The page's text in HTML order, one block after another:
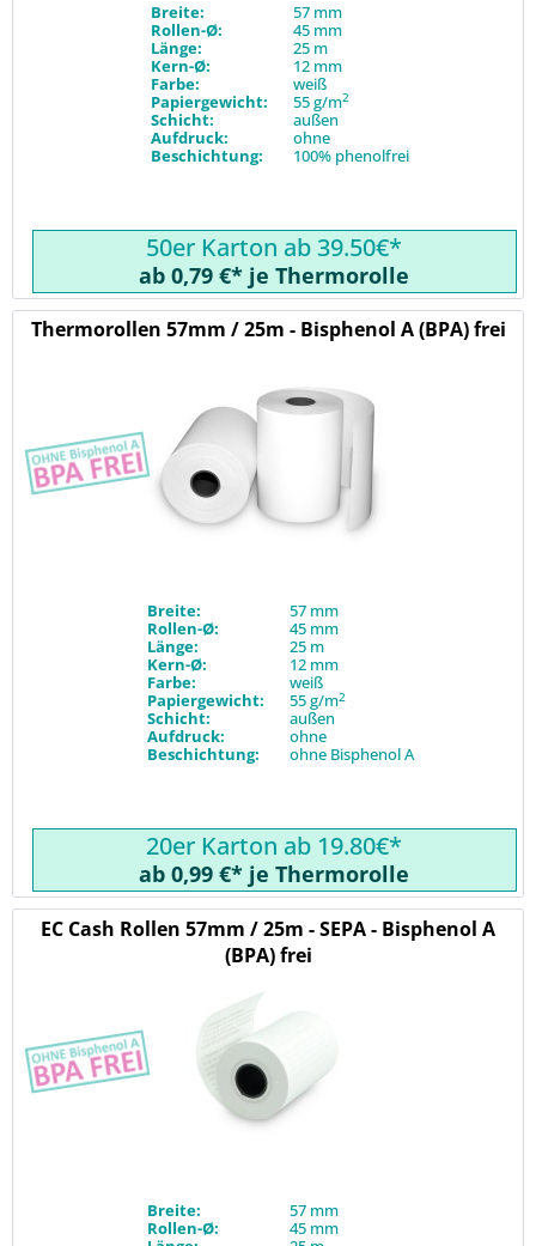
Breite:
57 mm
Rollen-Ø:
45 mm
Länge:
25 m
Kern-Ø:
12 mm
Farbe:
weiß
Papiergewicht:
55 g/m2
Schicht:
außen
Aufdruck:
ohne
Beschichtung:
100% phenolfrei
50er Karton ab 39.50€*
ab 0,79 €* je Thermorolle
Thermorollen 57mm / 25m - Bisphenol A (BPA) frei
Breite:
57 mm
Rollen-Ø:
45 mm
Länge:
25 m
Kern-Ø:
12 mm
Farbe:
weiß
Papiergewicht:
55 g/m2
Schicht:
außen
Aufdruck:
ohne
Beschichtung:
ohne Bisphenol A
20er Karton ab 19.80€*
ab 0,99 €* je Thermorolle
EC Cash Rollen 57mm / 25m - SEPA - Bisphenol A
(BPA) frei
Breite:
57 mm
Rollen-Ø:
45 mm